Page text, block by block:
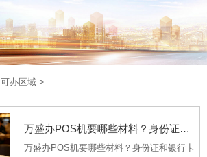
可办区域 >
万盛办POS机要哪些材料？身份证和银行卡够吗？
万盛办POS机要哪些材料？身份证和银行卡